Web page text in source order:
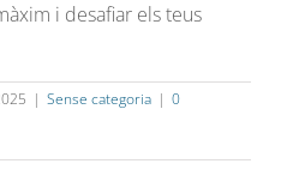
i desafiar els teus
| Sense categoria | 0